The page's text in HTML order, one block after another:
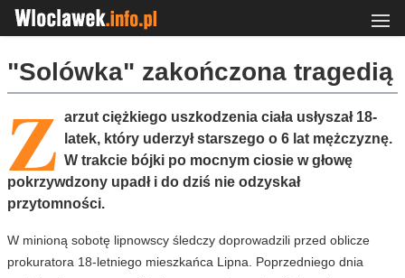
"Solówka" zakończona tragedią
Z arzut ciężkiego uszkodzenia ciała usłyszał 18-
latek, który uderzył starszego o 6 lat mężczyznę.
W trakcie bójki po mocnym ciosie w głowę
pokrzywdzony upadł i do dziś nie odzyskał
przytomności.
W minioną sobotę lipnowscy śledczy doprowadzili przed oblicze
prokuratora 18-letniego mieszkańca Lipna. Poprzedniego dnia